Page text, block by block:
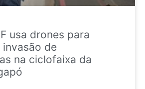
usa drones para
de
na ciclofaixa da